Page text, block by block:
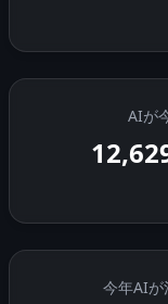
AIが
今年AIが